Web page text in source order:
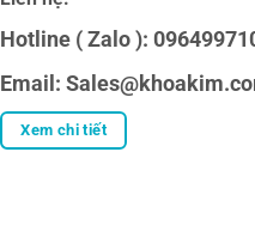
Hotline ( Zalo ):
Email:
Xem chi tiết